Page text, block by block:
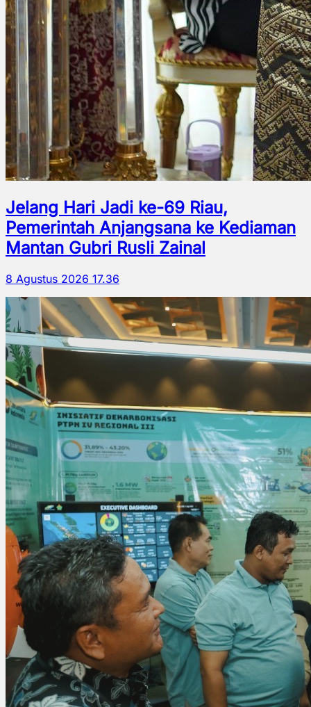
Jelang Hari Jadi ke-69 Riau,
Pemerintah Anjangsana ke Kediaman
Mantan Gubri Rusli Zainal
8 Agustus 2026 17.36